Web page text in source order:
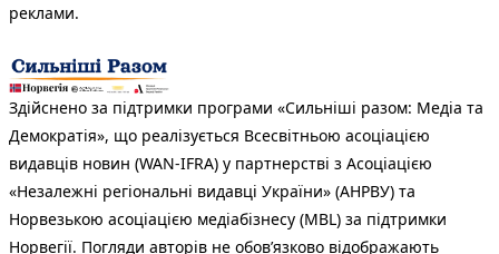
реклами.
Здійснено за підтримки програми «Сильніші разом: Медіа та
Демократія», що реалізується Всесвітньою асоціацією
видавців новин (WAN-IFRA) у партнерстві з Асоціацією
«Незалежні регіональні видавці України» (АНРВУ) та
Норвезькою асоціацією медіабізнесу (MBL) за підтримки
Норвегії. Погляди авторів не обов’язково відображають